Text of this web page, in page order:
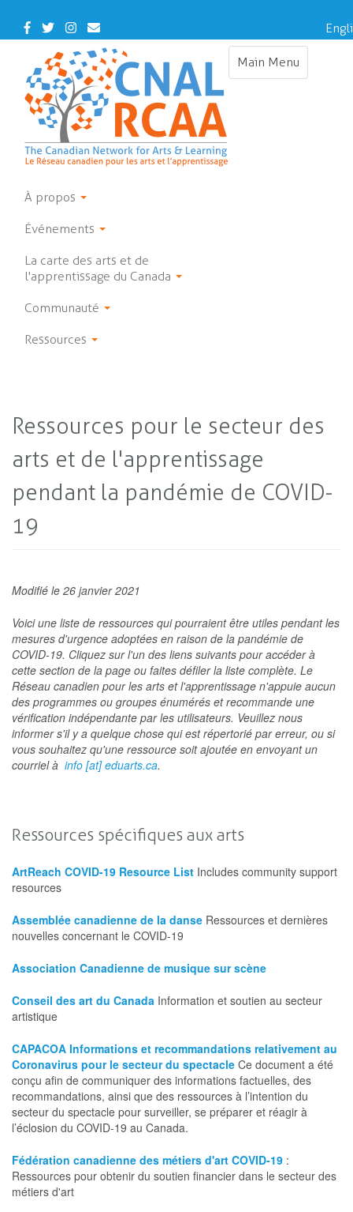
main
Facebook
TwitterInstagram
Contact
Us
Main Menu
Toggle
À propos
Événements
La carte des arts et de
l'apprentissage du Canada
Communauté
Ressources
Ressources pour le secteur des
arts et de l'apprentissage
pendant la pandémie de COVID-
19
Modifié le 26 janvier 2021
Voici une liste de ressources qui pourraient être utiles pendant les
mesures d'urgence adoptées en raison de la pandémie de
COVID-19. Cliquez sur l'un des liens suivants pour accéder à
cette section de la page ou faites défiler la liste complète. Le
Réseau canadien pour les arts et l'apprentissage n'appuie aucun
des programmes ou groupes énumérés et recommande une
vérification indépendante par les utilisateurs. Veuillez nous
informer s'il y a quelque chose qui est répertorié par erreur, ou si
vous souhaitez qu'une ressource soit ajoutée en envoyant un
courriel à info [at] eduarts.ca.
Ressources spécifiques aux arts
ArtReach COVID-19 Resource List Includes community support
resources
Assemblée canadienne de la danse Ressources et dernières
nouvelles concernant le COVID-19
Association Canadienne de musique sur scène
Conseil des art du Canada Information et soutien au secteur
artistique
CAPACOA Informations et recommandations relativement au
Coronavirus pour le secteur du spectacle Ce document a été
conçu afin de communiquer des informations factuelles, des
recommandations, ainsi que des ressources à l’intention du
secteur du spectacle pour surveiller, se préparer et réagir à
l’éclosion du COVID-19 au Canada.
Fédération canadienne des métiers d'art COVID-19 :
Ressources pour obtenir du soutien financier dans le secteur des
métiers d'art